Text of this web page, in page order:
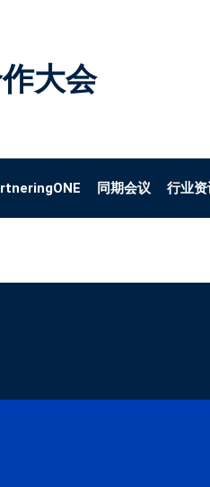
大会
同期会议 行业资